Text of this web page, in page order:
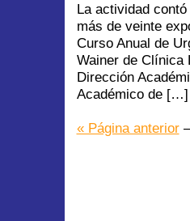
La actividad
más de veinte
Curso Anual de
Wainer de Clínica
Dirección
Académico de […]
« Página anterior